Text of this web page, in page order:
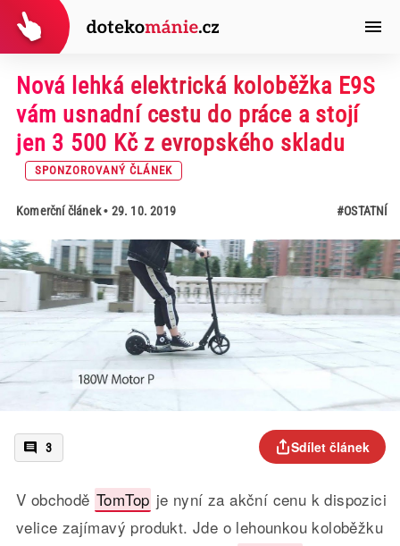
Nová lehká elektrická koloběžka E9S
vám usnadní cestu do práce a stojí
jen 3 500 Kč z evropského skladu
SPONZOROVANÝ ČLÁNEK
Komerční článek• 29. 10. 2019 #OSTATNÍ
3 Sdílet článek
V obchodě TomTop je nyní za akční cenu k dispozici
velice zajímavý produkt. Jde o lehounkou koloběžku